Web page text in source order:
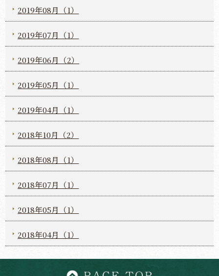
2019年08月（1）
2019年07月（1）
2019年06月（2）
2019年05月（1）
2019年04月（1）
2018年10月（2）
2018年08月（1）
2018年07月（1）
2018年05月（1）
2018年04月（1）